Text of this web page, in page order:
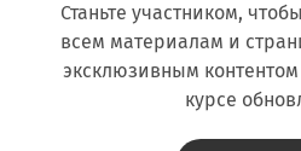
Станьте участником,
всем материалам и
эксклюзивным
курсе